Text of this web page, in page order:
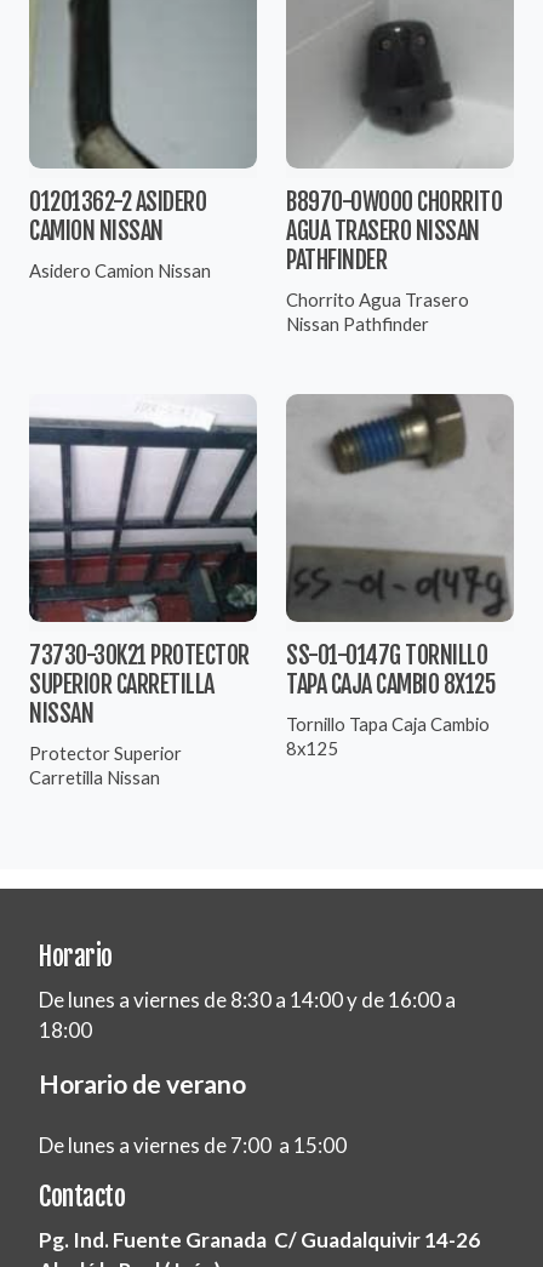
01201362-2 ASIDERO
CAMION NISSAN
Asidero Camion Nissan
B8970-0W000 CHORRITO
AGUA TRASERO NISSAN
PATHFINDER
Chorrito Agua Trasero
Nissan Pathfinder
73730-30K21 PROTECTOR
SUPERIOR CARRETILLA
NISSAN
Protector Superior
Carretilla Nissan
SS-01-0147G TORNILLO
TAPA CAJA CAMBIO 8X125
Tornillo Tapa Caja Cambio
8x125
Horario
De lunes a viernes de 8:30 a 14:00 y de 16:00 a
18:00
Horario de verano
De lunes a viernes de 7:00 a 15:00
Contacto
Pg. Ind. Fuente Granada C/ Guadalquivir 14-26